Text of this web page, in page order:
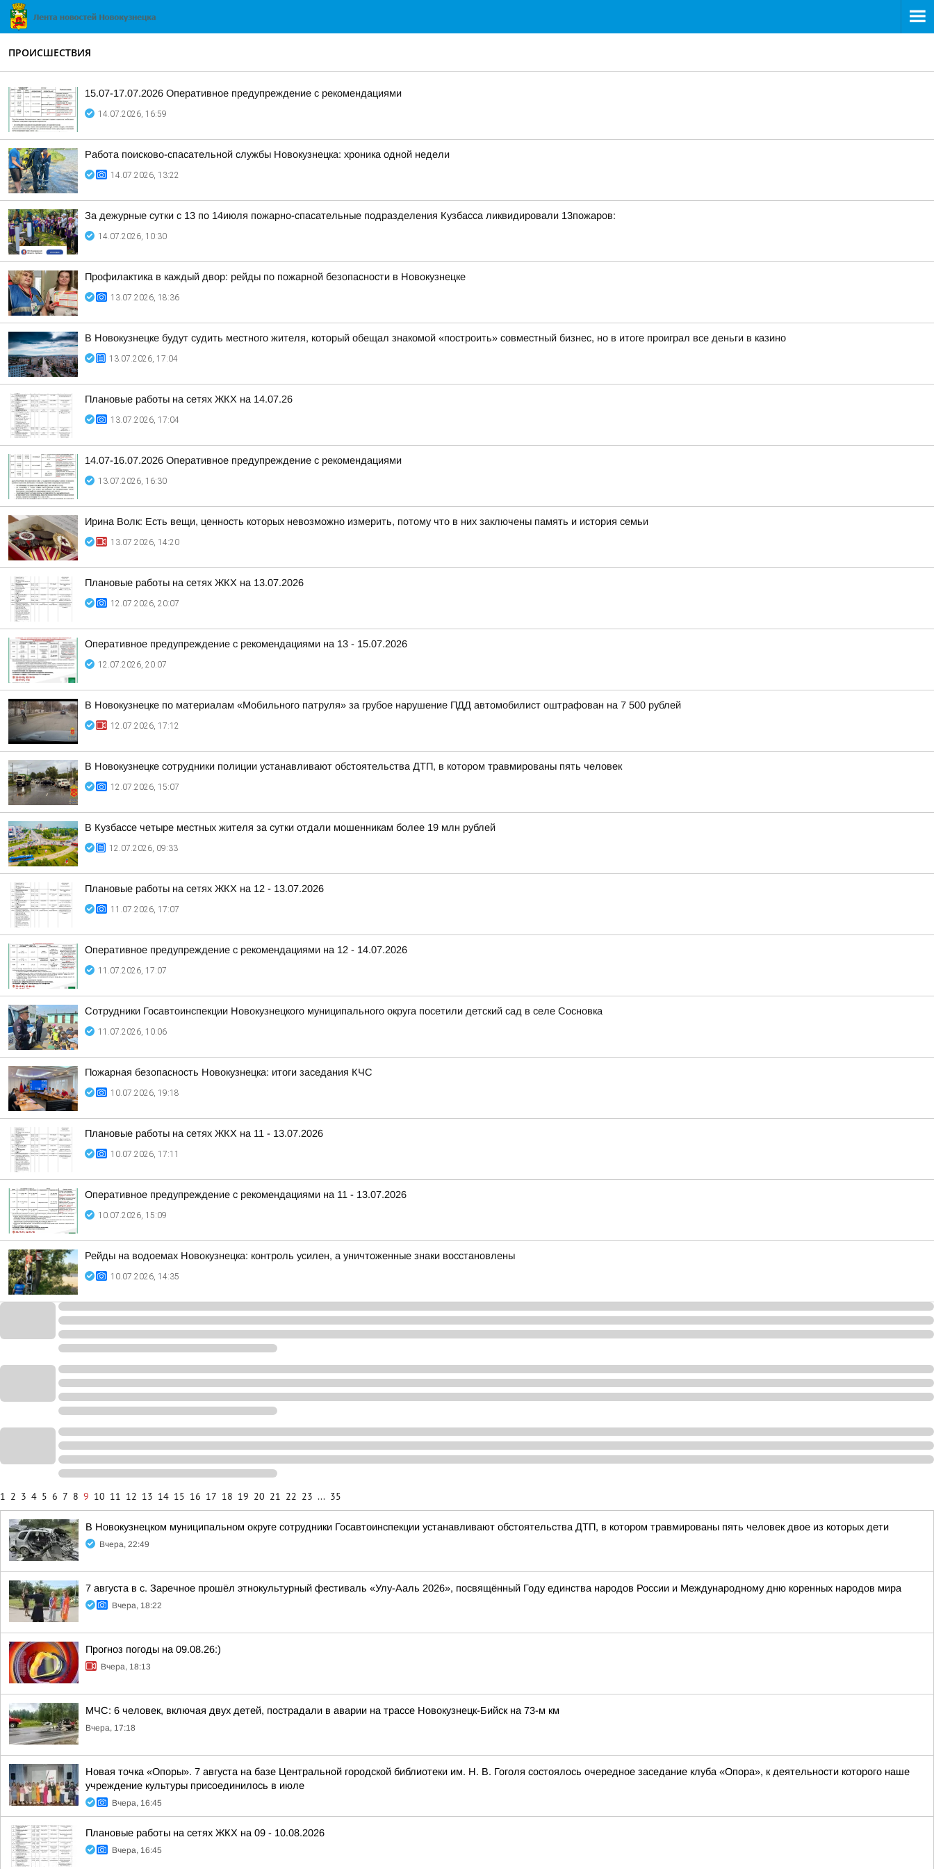
ПРОИСШЕСТВИЯ
15.07-17.07.2026 Оперативное предупреждение с рекомендациями
14.07.2026, 16:59
Работа поисково-спасательной службы Новокузнецка: хроника одной недели
14.07.2026, 13:22
За дежурные сутки с 13 по 14июля пожарно-спасательные подразделения Кузбасса ликвидировали 13пожаров:
14.07.2026, 10:30
Профилактика в каждый двор: рейды по пожарной безопасности в Новокузнецке
13.07.2026, 18:36
В Новокузнецке будут судить местного жителя, который обещал знакомой «построить» совместный бизнес, но в итоге проиграл все деньги в казино
13.07.2026, 17:04
Плановые работы на сетях ЖКХ на 14.07.26
13.07.2026, 17:04
14.07-16.07.2026 Оперативное предупреждение с рекомендациями
13.07.2026, 16:30
Ирина Волк: Есть вещи, ценность которых невозможно измерить, потому что в них заключены память и история семьи
13.07.2026, 14:20
Плановые работы на сетях ЖКХ на 13.07.2026
12.07.2026, 20:07
Оперативное предупреждение с рекомендациями на 13 - 15.07.2026
12.07.2026, 20:07
В Новокузнецке по материалам «Мобильного патруля» за грубое нарушение ПДД автомобилист оштрафован на 7 500 рублей
12.07.2026, 17:12
В Новокузнецке сотрудники полиции устанавливают обстоятельства ДТП, в котором травмированы пять человек
12.07.2026, 15:07
В Кузбассе четыре местных жителя за сутки отдали мошенникам более 19 млн рублей
12.07.2026, 09:33
Плановые работы на сетях ЖКХ на 12 - 13.07.2026
11.07.2026, 17:07
Оперативное предупреждение с рекомендациями на 12 - 14.07.2026
11.07.2026, 17:07
Сотрудники Госавтоинспекции Новокузнецкого муниципального округа посетили детский сад в селе Сосновка
11.07.2026, 10:06
Пожарная безопасность Новокузнецка: итоги заседания КЧС
10.07.2026, 19:18
Плановые работы на сетях ЖКХ на 11 - 13.07.2026
10.07.2026, 17:11
Оперативное предупреждение с рекомендациями на 11 - 13.07.2026
10.07.2026, 15:09
Рейды на водоемах Новокузнецка: контроль усилен, а уничтоженные знаки восстановлены
10.07.2026, 14:35
1 2 3 4 5 6 7 8 9 10 11 12 13 14 15 16 17 18 19 20 21 22 23 ... 35
В Новокузнецком муниципальном округе сотрудники Госавтоинспекции устанавливают обстоятельства ДТП, в котором травмированы пять человек двое из которых дети
Вчера, 22:49
7 августа в с. Заречное прошёл этнокультурный фестиваль «Улу-Ааль 2026», посвящённый Году единства народов России и Международному дню коренных народов мира
Вчера, 18:22
Прогноз погоды на 09.08.26:)
Вчера, 18:13
МЧС: 6 человек, включая двух детей, пострадали в аварии на трассе Новокузнецк-Бийск на 73-м км
Вчера, 17:18
Новая точка «Опоры». 7 августа на базе Центральной городской библиотеки им. Н. В. Гоголя состоялось очередное заседание клуба «Опора», к деятельности которого наше
учреждение культуры присоединилось в июле
Вчера, 16:45
Плановые работы на сетях ЖКХ на 09 - 10.08.2026
Вчера, 16:45